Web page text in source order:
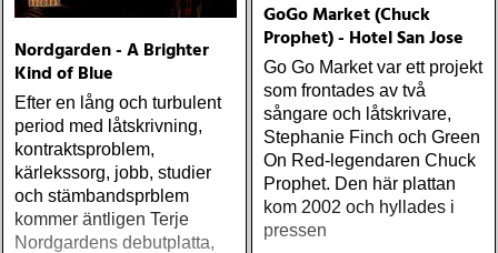
Nordgarden - A Brighter
Kind of Blue
Efter en lång och turbulent
period med låtskrivning,
kontraktsproblem,
kärlekssorg, jobb, studier
och stämbandsprblem
kommer äntligen Terje
Nordgardens debutplatta,
GoGo Market (Chuck
Prophet) - Hotel San Jose
Go Go Market var ett projekt
som frontades av två
sångare och låtskrivare,
Stephanie Finch och Green
On Red-legendaren Chuck
Prophet. Den här plattan
kom 2002 och hyllades i
pressen